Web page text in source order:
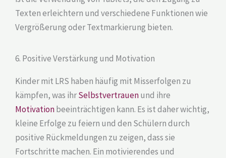
Texten erleichtern und verschiedene Funktionen wie
Vergrößerung oder Textmarkierung bieten.
6. Positive Verstärkung und Motivation
Kinder mit LRS haben häufig mit Misserfolgen zu
kämpfen, was ihrSelbstvertrauenund ihre
Motivationbeeinträchtigen kann. Es ist daher wichtig,
kleine Erfolge zu feiern und den Schülern durch
positive Rückmeldungen zu zeigen, dass sie
Fortschritte machen. Ein motivierendes und